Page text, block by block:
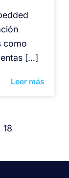
como
[…]
Leer más
18